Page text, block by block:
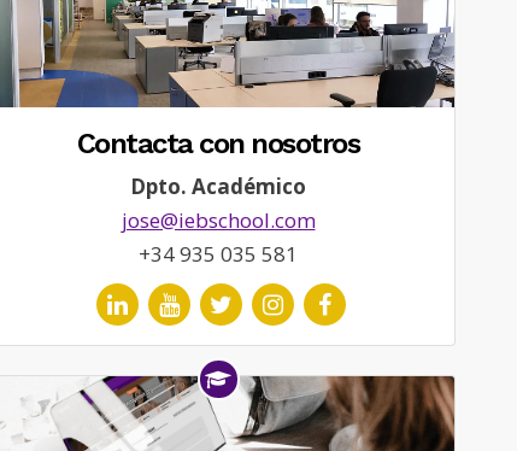
Contacta con nosotros
Dpto. Académico
jose@iebschool.com
+34 935 035 581